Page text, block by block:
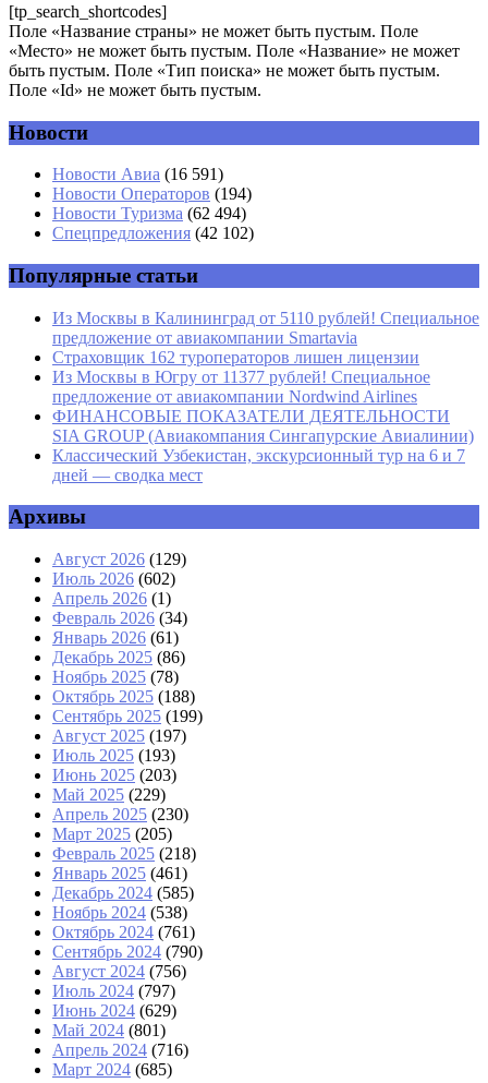
Имя *
Email*
[tp_search_shortcodes]
Поле «Название страны» не может быть пустым. Поле
«Место» не может быть пустым. Поле «Название» не может
быть пустым. Поле «Тип поиска» не может быть пустым.
Поле «Id» не может быть пустым.
Новости
Новости Авиа (16 591)
Новости Операторов (194)
Новости Туризма (62 494)
Спецпредложения (42 102)
Популярные статьи
Из Москвы в Калининград от 5110 рублей! Специальное
предложение от авиакомпании Smartavia
Страховщик 162 туроператоров лишен лицензии
Из Москвы в Югру от 11377 рублей! Специальное
предложение от авиакомпании Nordwind Airlines
ФИНАНСОВЫЕ ПОКАЗАТЕЛИ ДЕЯТЕЛЬНОСТИ
SIA GROUP (Авиакомпания Сингапурские Авиалинии)
Классический Узбекистан, экскурсионный тур на 6 и 7
дней — сводка мест
Архивы
Август 2026 (129)
Июль 2026 (602)
Апрель 2026 (1)
Февраль 2026 (34)
Январь 2026 (61)
Декабрь 2025 (86)
Ноябрь 2025 (78)
Октябрь 2025 (188)
Сентябрь 2025 (199)
Август 2025 (197)
Июль 2025 (193)
Июнь 2025 (203)
Май 2025 (229)
Апрель 2025 (230)
Март 2025 (205)
Февраль 2025 (218)
Январь 2025 (461)
Декабрь 2024 (585)
Ноябрь 2024 (538)
Октябрь 2024 (761)
Сентябрь 2024 (790)
Август 2024 (756)
Июль 2024 (797)
Июнь 2024 (629)
Май 2024 (801)
Апрель 2024 (716)
Март 2024 (685)